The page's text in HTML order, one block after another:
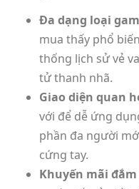
Đa dạng loại
mua thấy phổ
thống lịch sử vẻ
tử thanh nhã.
Giao diện quan
với để dễ ứng
phần đa người
cứng tay.
Khuyến mãi